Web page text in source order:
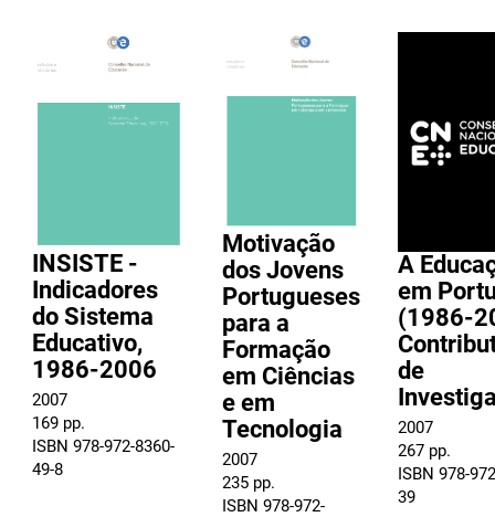
INSISTE -
Indicadores
do Sistema
Educativo,
1986-2006
2007
169 pp.
ISBN 978-972-8360-
49-8
Motivação
dos Jovens
Portugueses
para a
Formação
em Ciências
e em
Tecnologia
2007
235 pp.
ISBN 978-972-
A
em
(1986-
de
2007
267 pp.
ISBN 978-
39